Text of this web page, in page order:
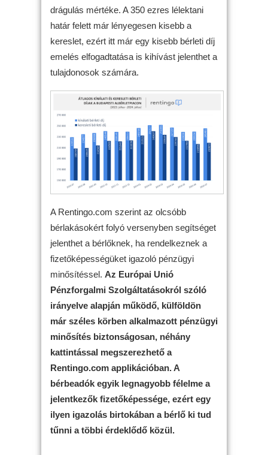
drágulás mértéke. A 350 ezres lélektani
határ felett már lényegesen kisebb a
kereslet, ezért itt már egy kisebb bérleti díj
emelés elfogadtatása is kihívást jelenthet a
tulajdonosok számára.
A Rentingo.com szerint az olcsóbb
bérlakásokért folyó versenyben segítséget
jelenthet a bérlőknek, ha rendelkeznek a
fizetőképességüket igazoló pénzügyi
minősítéssel. Az Európai Unió
Pénzforgalmi Szolgáltatásokról szóló
irányelve alapján működő, külföldön
már széles körben alkalmazott pénzügyi
minősítés biztonságosan, néhány
kattintással megszerezhető a
Rentingo.com applikációban. A
bérbeadók egyik legnagyobb félelme a
jelentkezők fizetőképessége, ezért egy
ilyen igazolás birtokában a bérlő ki tud
tűnni a többi érdeklődő közül.